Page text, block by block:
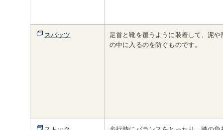
スパッツ
足首と靴を覆うように装着して、泥
の中に入るのを防ぐものです。